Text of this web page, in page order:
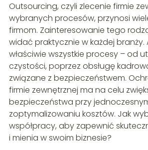
Outsourcing, czyli zlecenie firmie
wybranych procesów, przynosi
firmom. Zainteresowanie tego
widać praktycznie w każdej branży.
właściwie wszystkie procesy – od
czystości, poprzez obsługę
związane z bezpieczeństwem.
firmie zewnętrznej ma na celu
bezpieczeństwa przy
zoptymalizowaniu kosztów. Jak
współpracy, aby zapewnić
i mienia w swoim biznesie?